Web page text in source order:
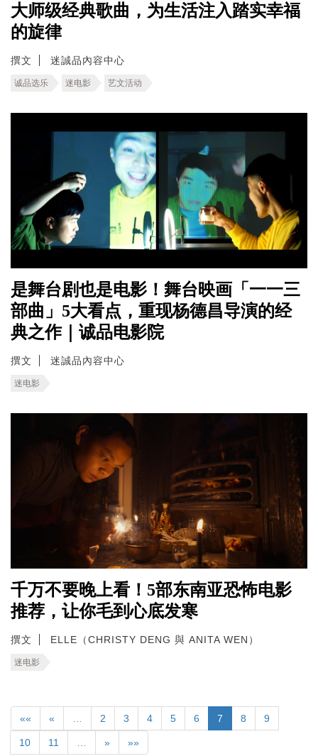
大师级经典歌曲，为生活注入踏实幸福
的旋律
撰文 迷誠品內容中心
诚品选乐 迷电影 艺文活动
是舞台剧也是电影！舞台映画「一一三
部曲」5大看点，重现杨德昌导演的经
典之作｜诚品电影院
撰文 迷誠品內容中心
迷电影
千万不要晚上看！5部东南亚恐怖电影
推荐，让你毛到心底发寒
撰文 ELLE（CHRISTY DENG 與 ANITA WEN）
迷电影
«« « 2 3 4 5 6 7 8 9
10 11 » »»